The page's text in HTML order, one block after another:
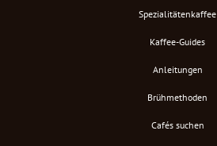
Spezialitätenkaffee
Kaffee-Guides
Anleitungen
Brühmethoden
Cafés suchen